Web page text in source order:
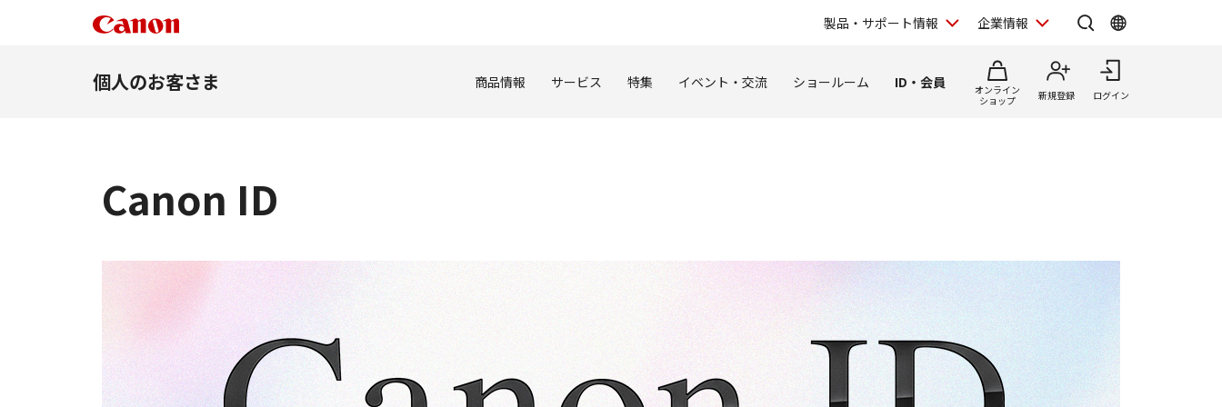
製品・サポート情報 企業情報
個人のお客さま 商品情報 サービス 特集 イベント・交流 ショールーム ID・会員
オンライン
ショップ
新規登録 ログイン
Canon ID